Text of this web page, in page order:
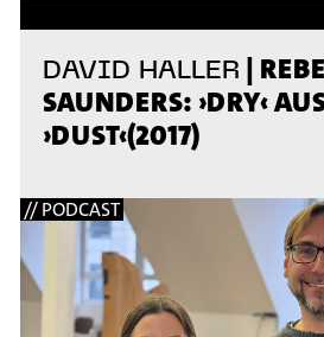
DAVID HALLER |
SAUNDERS: ›DRY‹
›DUST‹(2017)
// PODCAST